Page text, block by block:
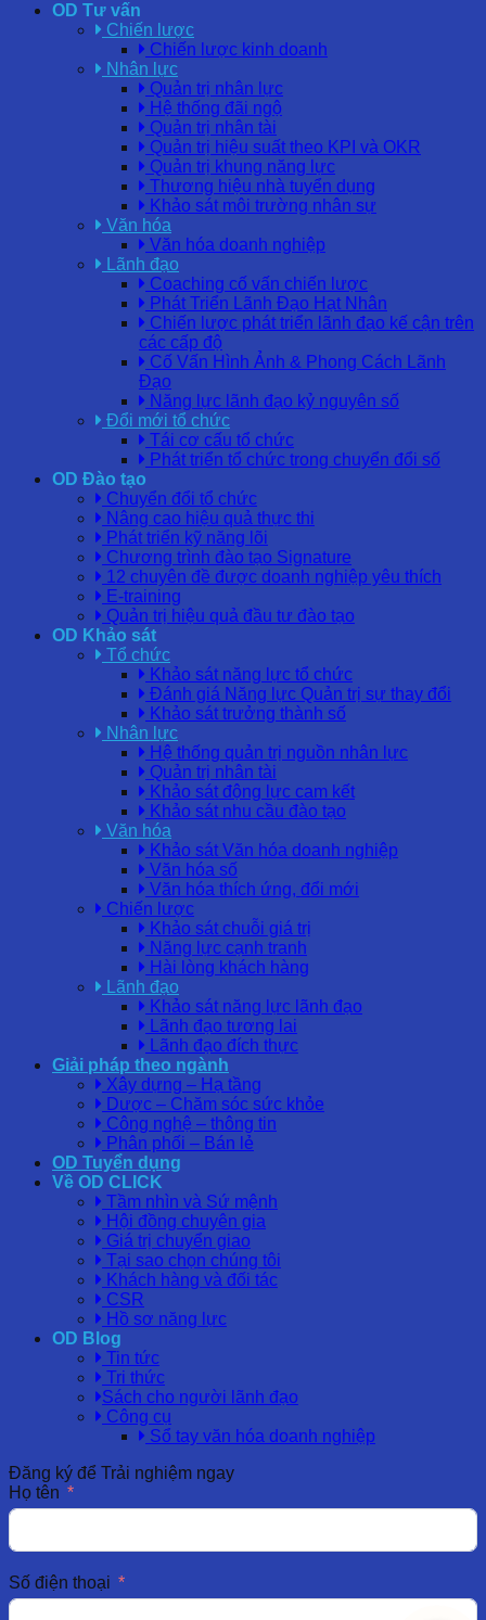
OD Tư vấn
Chiến lược
Chiến lược kinh doanh
Nhân lực
Quản trị nhân lực
Hệ thống đãi ngộ
Quản trị nhân tài
Quản trị hiệu suất theo KPI và OKR
Quản trị khung năng lực
Thương hiệu nhà tuyển dụng
Khảo sát môi trường nhân sự
Văn hóa
Văn hóa doanh nghiệp
Lãnh đạo
Coaching cố vấn chiến lược
Phát Triển Lãnh Đạo Hạt Nhân
Chiến lược phát triển lãnh đạo kế cận trên
các cấp độ
Cố Vấn Hình Ảnh & Phong Cách Lãnh
Đạo
Năng lực lãnh đạo kỷ nguyên số
Đổi mới tổ chức
Tái cơ cấu tổ chức
Phát triển tổ chức trong chuyển đổi số
OD Đào tạo
Chuyển đổi tổ chức
Nâng cao hiệu quả thực thi
Phát triển kỹ năng lõi
Chương trình đào tạo Signature
12 chuyên đề được doanh nghiệp yêu thích
E-training
Quản trị hiệu quả đầu tư đào tạo
OD Khảo sát
Tổ chức
Khảo sát năng lực tổ chức
Đánh giá Năng lực Quản trị sự thay đổi
Khảo sát trưởng thành số
Nhân lực
Hệ thống quản trị nguồn nhân lực
Quản trị nhân tài
Khảo sát động lực cam kết
Khảo sát nhu cầu đào tạo
Văn hóa
Khảo sát Văn hóa doanh nghiệp
Văn hóa số
Văn hóa thích ứng, đổi mới
Chiến lược
Khảo sát chuỗi giá trị
Năng lực cạnh tranh
Hài lòng khách hàng
Lãnh đạo
Khảo sát năng lực lãnh đạo
Lãnh đạo tương lai
Lãnh đạo đích thực
Giải pháp theo ngành
Xây dựng – Hạ tầng
Dược – Chăm sóc sức khỏe
Công nghệ – thông tin
Phân phối – Bán lẻ
OD Tuyển dụng
Về OD CLICK
Tầm nhìn và Sứ mệnh
Hội đồng chuyên gia
Giá trị chuyển giao
Tại sao chọn chúng tôi
Khách hàng và đối tác
CSR
Hồ sơ năng lực
OD Blog
Tin tức
Tri thức
Sách cho người lãnh đạo
Công cụ
Sổ tay văn hóa doanh nghiệp
Đăng ký để Trải nghiệm ngay
Họ tên
Số điện thoại